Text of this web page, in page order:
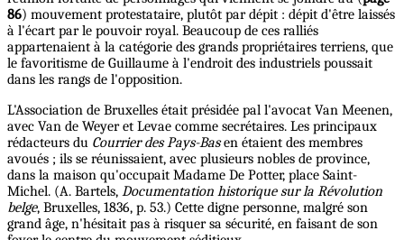
86) mouvement protestataire, plutôt par dépit : dépit d'être laissés
à l'écart par le pouvoir royal. Beaucoup de ces ralliés
appartenaient à la catégorie des grands propriétaires terriens, que
le favoritisme de Guillaume à l'endroit des industriels poussait
dans les rangs de l'opposition.
L'Association de Bruxelles était présidée pal l'avocat Van Meenen,
avec Van de Weyer et Levae comme secrétaires. Les principaux
rédacteurs du Courrier des Pays-Basen étaient des membres
avoués ; ils se réunissaient, avec plusieurs nobles de province,
dans la maison qu'occupait Madame De Potter, place Saint-
Michel. (A. Bartels, Documentation historique sur la Révolution
belge, Bruxelles, 1836, p. 53.) Cette digne personne, malgré son
grand âge, n'hésitait pas à risquer sa sécurité, en faisant de son